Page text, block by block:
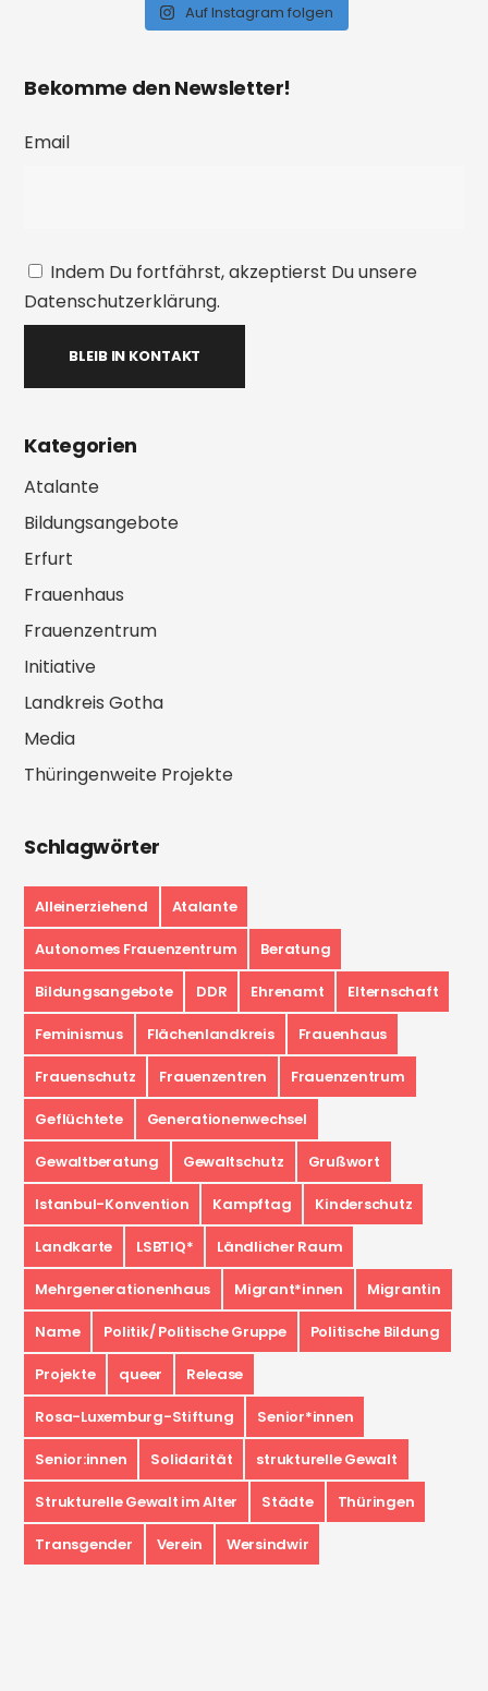
Auf Instagram folgen
Bekomme den Newsletter!
Email
Indem Du fortfährst, akzeptierst Du unsere
Datenschutzerklärung.
Kategorien
Atalante
Bildungsangebote
Erfurt
Frauenhaus
Frauenzentrum
Initiative
Landkreis Gotha
Media
Thüringenweite Projekte
Schlagwörter
Alleinerziehend Atalante
Autonomes Frauenzentrum Beratung
Bildungsangebote DDR Ehrenamt Elternschaft
Feminismus Flächenlandkreis Frauenhaus
Frauenschutz Frauenzentren Frauenzentrum
Geflüchtete Generationenwechsel
Gewaltberatung Gewaltschutz Grußwort
Istanbul-Konvention Kampftag Kinderschutz
Landkarte LSBTIQ* Ländlicher Raum
Mehrgenerationenhaus Migrant*innen Migrantin
Name Politik/ Politische Gruppe Politische Bildung
Projekte queer Release
Rosa-Luxemburg-Stiftung Senior*innen
Senior:innen Solidarität strukturelle Gewalt
Strukturelle Gewalt im Alter Städte Thüringen
Transgender Verein Wersindwir